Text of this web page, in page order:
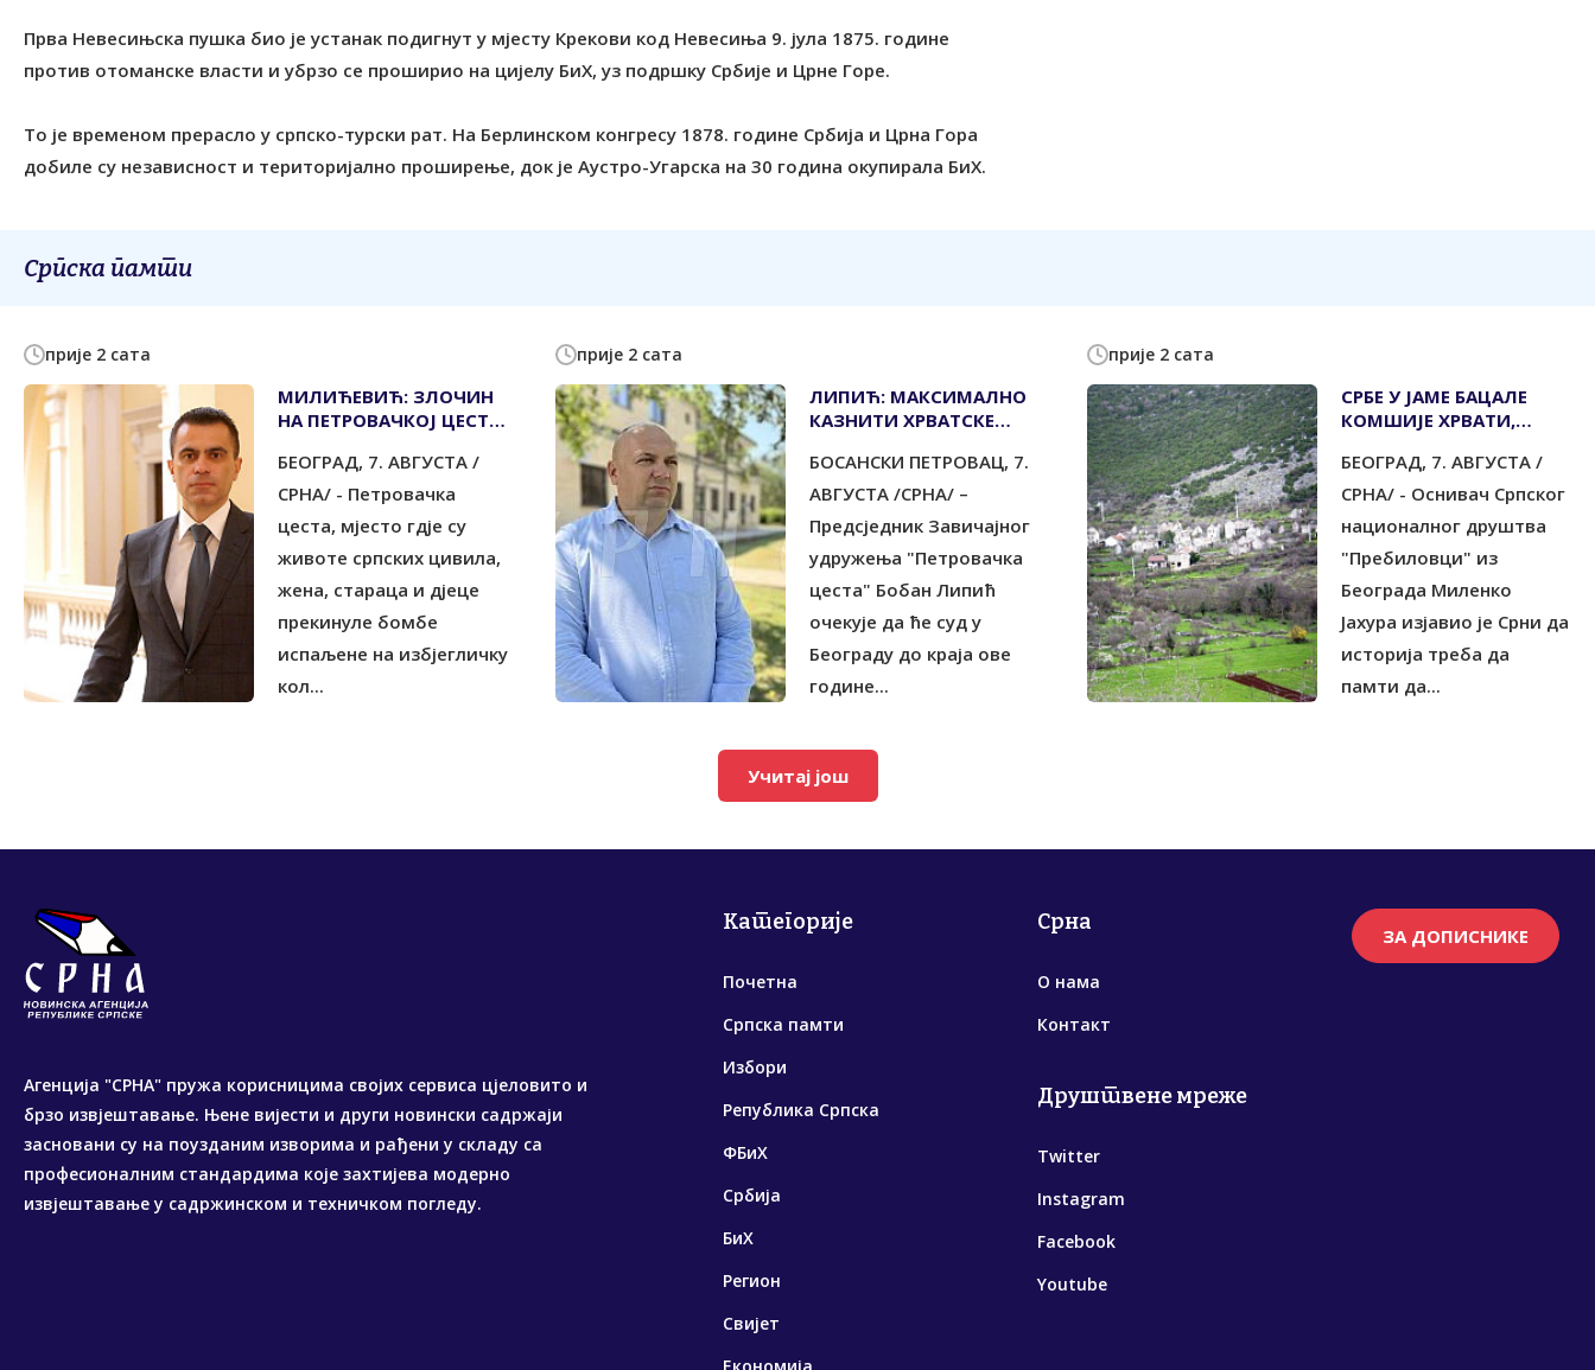
Прва Невесињска пушка био је устанак подигнут у мјесту Крекови код Невесиња 9. јула 1875. године
против отоманске власти и убрзо се проширио на цијелу БиХ, уз подршку Србије и Црне Горе.
То је временом прерасло у српско-турски рат. На Берлинском конгресу 1878. године Србија и Црна Гора
добиле су независност и територијално проширење, док је Аустро-Угарска на 30 година окупирала БиХ.
Српска памти
прије 2 сата
МИЛИЋЕВИЋ: ЗЛОЧИН
НА ПЕТРОВАЧКОЈ ЦЕСТИ
БЕОГРАД, 7. АВГУСТА /
СРНА/ - Петровачка
цеста, мјесто гдје су
животе српских цивила,
жена, стараца и дјеце
прекинуле бомбе
испаљене на избјегличку
кол...
прије 2 сата
ЛИПИЋ: МАКСИМАЛНО
КАЗНИТИ ХРВАТСКЕ
БОМБАРДОВАЊА
ИЗБЈЕГЛИЧКЕ КОЛОНЕ
БОСАНСКИ ПЕТРОВАЦ, 7.
АВГУСТА /СРНА/ –
Предсједник Завичајног
удружења "Петровачка
цеста" Бобан Липић
очекује да ће суд у
Београду до краја ове
године...
прије 2 сата
СРБЕ У ЈАМЕ БАЦАЛЕ
КОМШИЈЕ ХРВАТИ,
СВЕШТЕНИЦИ ТО
ЗНАЛИ, А НИСУ
БЕОГРАД, 7. АВГУСТА /
СРНА/ - Оснивач Српског
националног друштва
"Пребиловци" из
Београда Миленко
Јахура изјавио је Срни да
историја треба да
памти да...
Учитај још
Агенција "СРНА" пружа корисницима својих сервиса цјеловито и
брзо извјештавање. Њене вијести и други новински садржаји
засновани су на поузданим изворима и рађени у складу са
професионалним стандардима које захтијева модерно
извјештавање у садржинском и техничком погледу.
Категорије
Почетна
Српска памти
Избори
Република Српска
ФБиХ
Србија
БиХ
Регион
Свијет
Срна
О нама
Контакт
Друштвене мреже
Twitter
Instagram
Facebook
Youtube
ЗА ДОПИСНИКЕ